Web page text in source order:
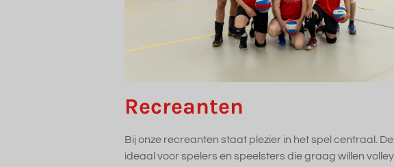
Recreanten
Bij onze recreanten staat plezier in het spel centraal.
ideaal voor spelers en speelsters die graag willen